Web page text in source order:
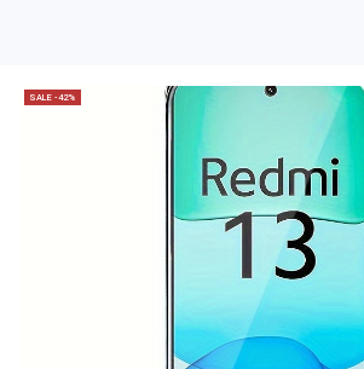
SALE -42%